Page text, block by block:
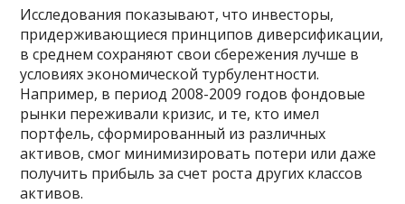
Исследования показывают, что инвесторы,
придерживающиеся принципов диверсификации,
в среднем сохраняют свои сбережения лучше в
условиях экономической турбулентности.
Например, в период 2008-2009 годов фондовые
рынки переживали кризис, и те, кто имел
портфель, сформированный из различных
активов, смог минимизировать потери или даже
получить прибыль за счет роста других классов
активов.